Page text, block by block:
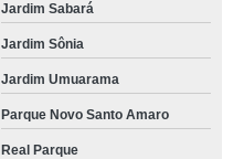
Jardim Sabará
Jardim Sônia
Jardim Umuarama
Parque Novo Santo Amaro
Real Parque